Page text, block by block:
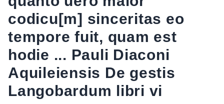
codicu[m] sinceritas eo
tempore fuit, quam est
hodie ... Pauli Diaconi
Aquileiensis De gestis
Langobardum libri vi